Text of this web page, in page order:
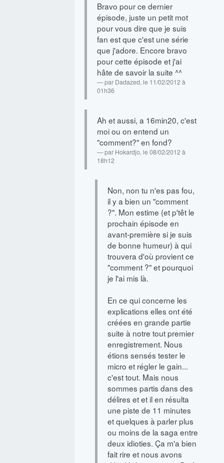
Bravo pour ce dernier
épisode, juste un petit mot
pour vous dire que je suis
fan est que c'est une série
que j'adore. Encore bravo
pour cette épisode et j'ai
hâte de savoir la suite ^^
par Dadazed, le 11/02/2012 à
01h36
Ah et aussi, a 16min20, c'est
moi ou on entend un
"comment?" en fond?
par Hokardjo, le 08/02/2012 à
18h12
Non, non tu n'es pas fou,
il y a bien un "comment
?". Mon estime (et p'têt le
prochain épisode en
avant-première si je suis
de bonne humeur) à qui
trouvera d'où provient ce
"comment ?" et pourquoi
je l'ai mis là.
En ce qui concerne les
explications elles ont été
créées en grande partie
suite à notre tout premier
enregistrement. Nous
étions sensés tester le
micro et régler le gain...
c'est tout. Mais nous
sommes partis dans des
délires et et il en résulta
une piste de 11 minutes
et quelques à parler plus
ou moins de la saga entre
deux idioties. Ça m'a bien
fait rire et nous avons